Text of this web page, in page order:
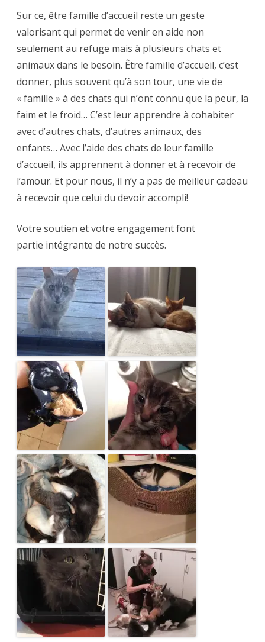
Sur ce, être famille d’accueil reste un geste
valorisant qui permet de venir en aide non
seulement au refuge mais à plusieurs chats et
animaux dans le besoin. Être famille d’accueil, c’est
donner, plus souvent qu’à son tour, une vie de
« famille » à des chats qui n’ont connu que la peur, la
faim et le froid… C’est leur apprendre à cohabiter
avec d’autres chats, d’autres animaux, des
enfants… Avec l’aide des chats de leur famille
d’accueil, ils apprennent à donner et à recevoir de
l’amour. Et pour nous, il n’y a pas de meilleur cadeau
à recevoir que celui du devoir accompli!
Votre soutien et votre engagement font
partie intégrante de notre succès.